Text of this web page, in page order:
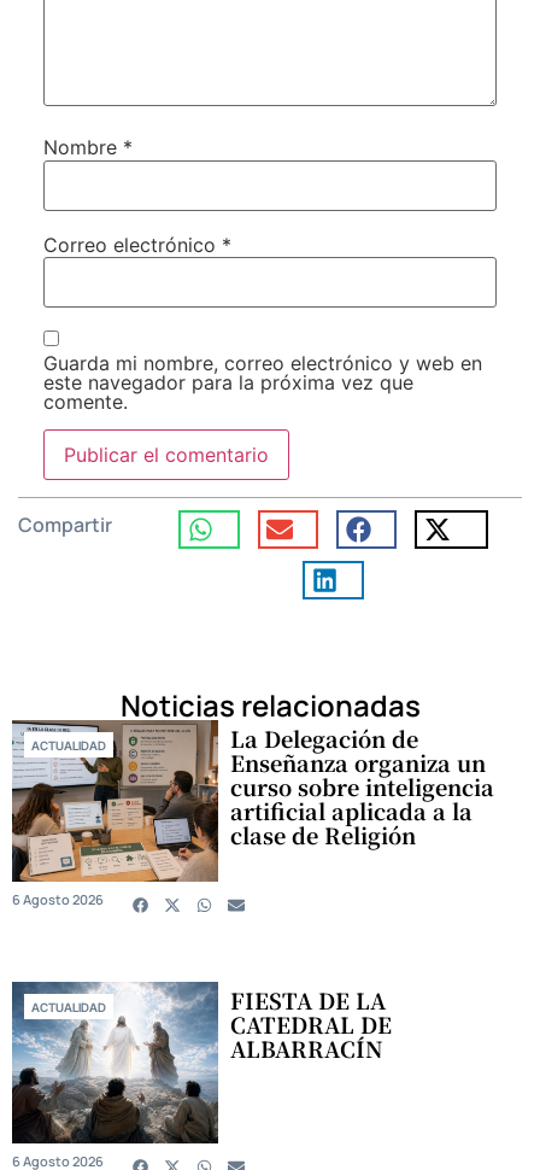
Nombre *
Correo electrónico *
Guarda mi nombre, correo electrónico y web en
este navegador para la próxima vez que
comente.
Compartir
Noticias relacionadas
ACTUALIDAD La Delegación de
Enseñanza organiza un
curso sobre inteligencia
artificial aplicada a la
clase de Religión
6 Agosto 2026
ACTUALIDAD FIESTA DE LA
CATEDRAL DE
ALBARRACÍN
6 Agosto 2026